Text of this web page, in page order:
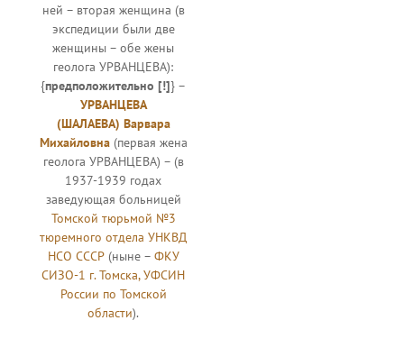
ней – вторая женщина (в
экспедиции были две
женщины – обе жены
геолога УРВАНЦЕВА):
{предположительно [!]} –
УРВАНЦЕВА
(ШАЛАЕВА) Варвара
Михайловна(первая жена
геолога УРВАНЦЕВА) – (в
1937-1939 годах
заведующая больницей
Томской тюрьмой №3
тюремного отдела УНКВД
НСО СССР(ныне – ФКУ
СИЗО-1 г. Томска, УФСИН
России по Томской
области).